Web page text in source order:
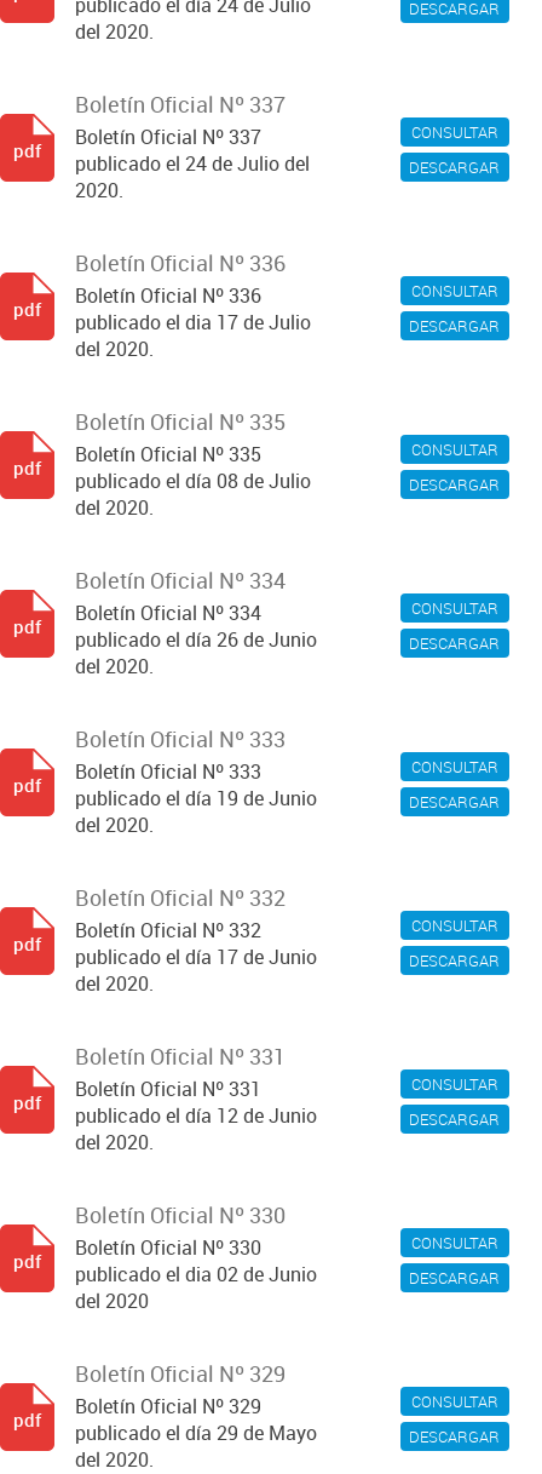
DESCARGAR
del 2020.
CONSULTAR
DESCARGAR
Boletín Oficial Nº 337
Boletín Oficial Nº 337
publicado el 24 de Julio del
2020.
pdf
CONSULTAR
DESCARGAR
Boletín Oficial Nº 336
Boletín Oficial Nº 336
publicado el dia 17 de Julio
del 2020.
pdf
CONSULTAR
DESCARGAR
Boletín Oficial Nº 335
Boletín Oficial Nº 335
publicado el día 08 de Julio
del 2020.
pdf
CONSULTAR
DESCARGAR
Boletín Oficial Nº 334
Boletín Oficial Nº 334
publicado el día 26 de Junio
del 2020.
pdf
CONSULTAR
DESCARGAR
Boletín Oficial Nº 333
Boletín Oficial Nº 333
publicado el día 19 de Junio
del 2020.
pdf
CONSULTAR
DESCARGAR
Boletín Oficial Nº 332
Boletín Oficial Nº 332
publicado el día 17 de Junio
del 2020.
pdf
CONSULTAR
DESCARGAR
Boletín Oficial Nº 331
Boletín Oficial Nº 331
publicado el día 12 de Junio
del 2020.
pdf
CONSULTAR
DESCARGAR
Boletín Oficial Nº 330
Boletín Oficial Nº 330
publicado el dia 02 de Junio
del 2020
pdf
CONSULTAR
DESCARGAR
Boletín Oficial Nº 329
Boletín Oficial Nº 329
publicado el día 29 de Mayo
del 2020.
pdf